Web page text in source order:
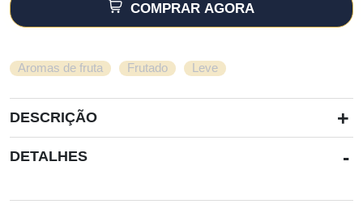
COMPRAR AGORA
Aromas de fruta Frutado Leve
DESCRIÇÃO +
DETALHES -